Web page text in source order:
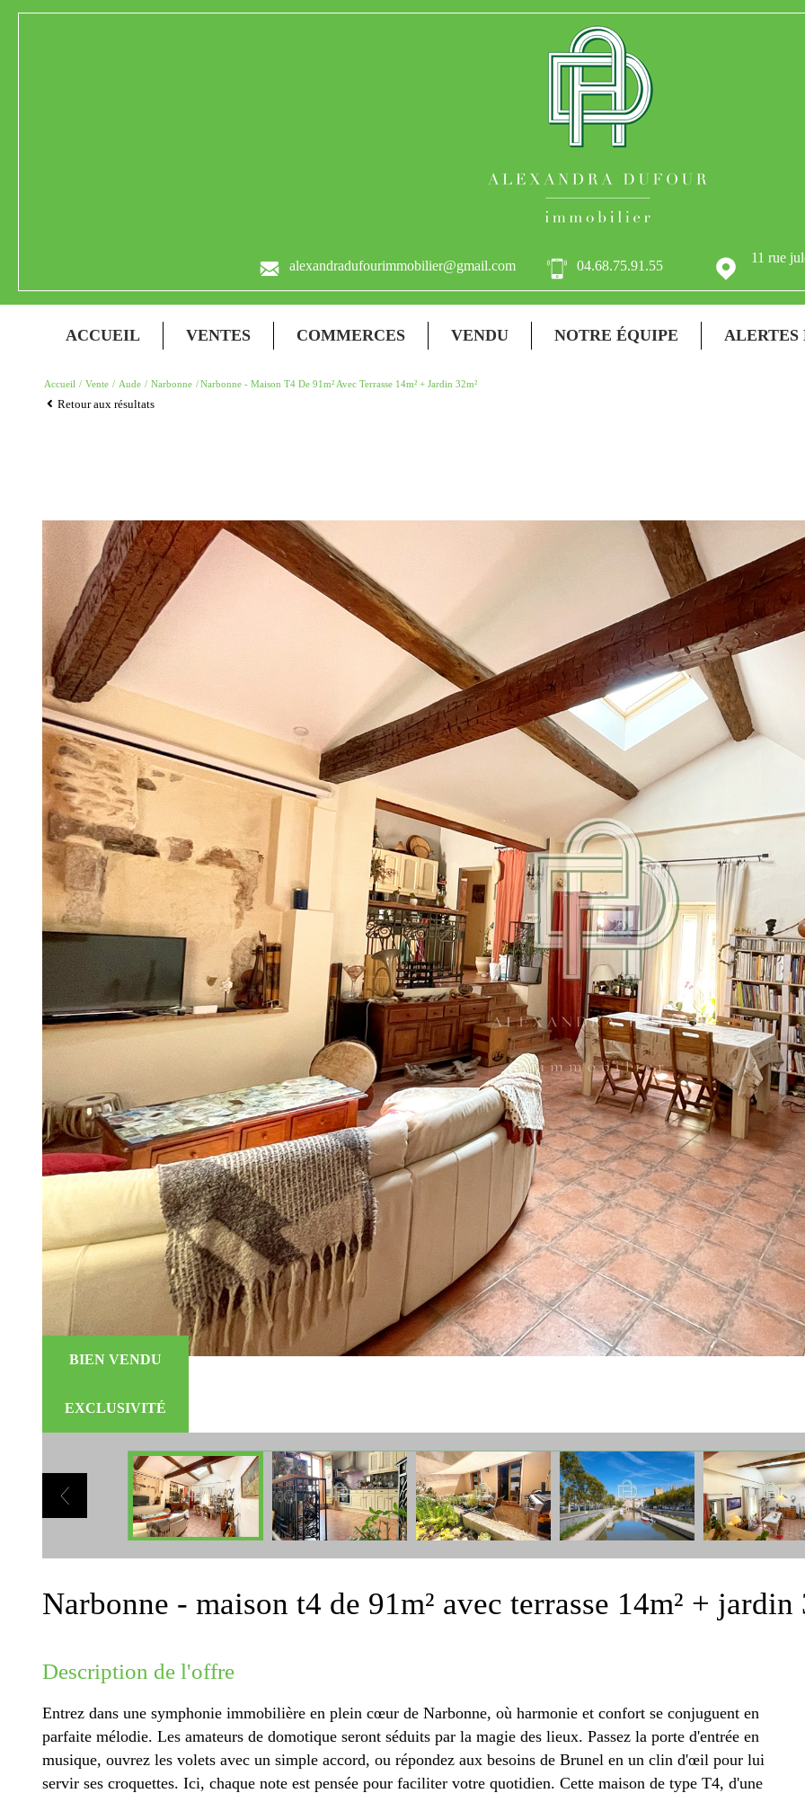
alexandradufourimmobilier@gmail.com 04.68.75.91.55
11 rue
ACCUEIL VENTES COMMERCES VENDU NOTRE ÉQUIPE
Accueil Vente Aude Narbonne Narbonne - Maison T4 De 91m² Avec Terrasse 14m² + Jardin 32m²
Retour aux résultats
BIEN VENDU
EXCLUSIVITÉ
narbonne - maison t4 de 91m² avec terrasse 14m² + jardin
description de l'offre
Entrez dans une symphonie immobilière en plein cœur de Narbonne, où harmonie et confort se conjuguent en
parfaite mélodie. Les amateurs de domotique seront séduits par la magie des lieux. Passez la porte d'entrée en
musique, ouvrez les volets avec un simple accord, ou répondez aux besoins de Brunel en un clin d'œil pour lui
servir ses croquettes. Ici, chaque note est pensée pour faciliter votre quotidien. Cette maison de type T4, d'une